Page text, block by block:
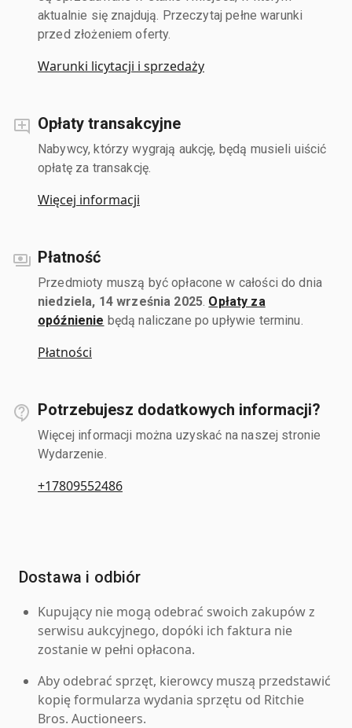
aktualnie się znajdują. Przeczytaj pełne warunki
przed złożeniem oferty.
Warunki licytacji i sprzedaży
Opłaty transakcyjne
Nabywcy, którzy wygrają aukcję, będą musieli uiścić
opłatę za transakcję.
Więcej informacji
Płatność
Przedmioty muszą być opłacone w całości do dnia
niedziela, 14 września 2025 Opłaty za
opóźnienie będą naliczane po upływie terminu.
Płatności
Potrzebujesz dodatkowych informacji?
Więcej informacji można uzyskać na naszej stronie
Wydarzenie.
+17809552486
Dostawa i odbiór
Kupujący nie mogą odebrać swoich zakupów z
serwisu aukcyjnego, dopóki ich faktura nie
zostanie w pełni opłacona.
Aby odebrać sprzęt, kierowcy muszą przedstawić
kopię formularza wydania sprzętu od Ritchie
Bros. Auctioneers.